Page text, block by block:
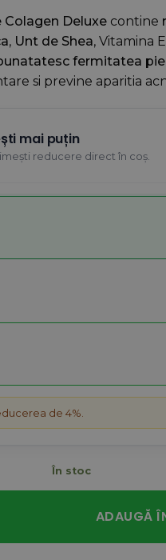
Deluxecontine
, Unt de Shea, Vitamina
fermitatea
si previne aparitia
mai puțin
reducere direct în coș.
de 4%.
În stoc
Gama Colagen
ADAUGĂ